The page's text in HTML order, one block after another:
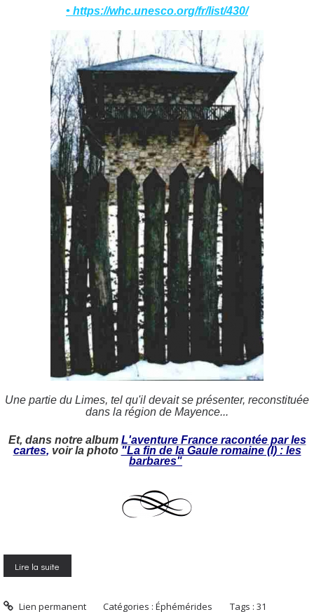
• https://whc.unesco.org/fr/list/430/
Une partie du Limes, tel qu'il devait se présenter, reconstituée
dans la région de Mayence...
Et, dans notre album L'aventure France racontée par les
cartes, voir la photo "La fin de la Gaule romaine (I) : les
barbares"
Lire la suite
Lien permanent Catégories :Éphémérides Tags :31